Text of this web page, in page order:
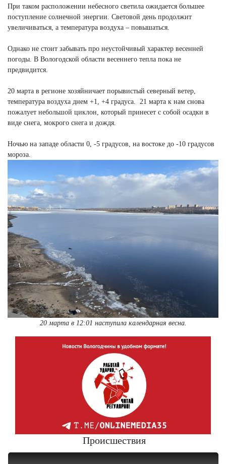
При таком расположении небесного светила ожидается большее
поступление солнечной энергии. Световой день продолжит
увеличиваться, а температура воздуха – повышаться.
Однако не стоит забывать про неустойчивый характер весенней
погоды. В Вологодской области весеннего тепла пока не
предвидится.
20 марта в регионе хозяйничает порывистый северный ветер,
температура воздуха днем +1, +4 градуса. 21 марта к нам снова
пожалует небольшой циклон, который принесет с собой осадки в
виде снега, мокрого снега и дождя.
Ночью на западе области 0, -5 градусов, на востоке до -10 градусов
мороза.
20 марта в 12:01 наступила календарная весна.
Происшествия